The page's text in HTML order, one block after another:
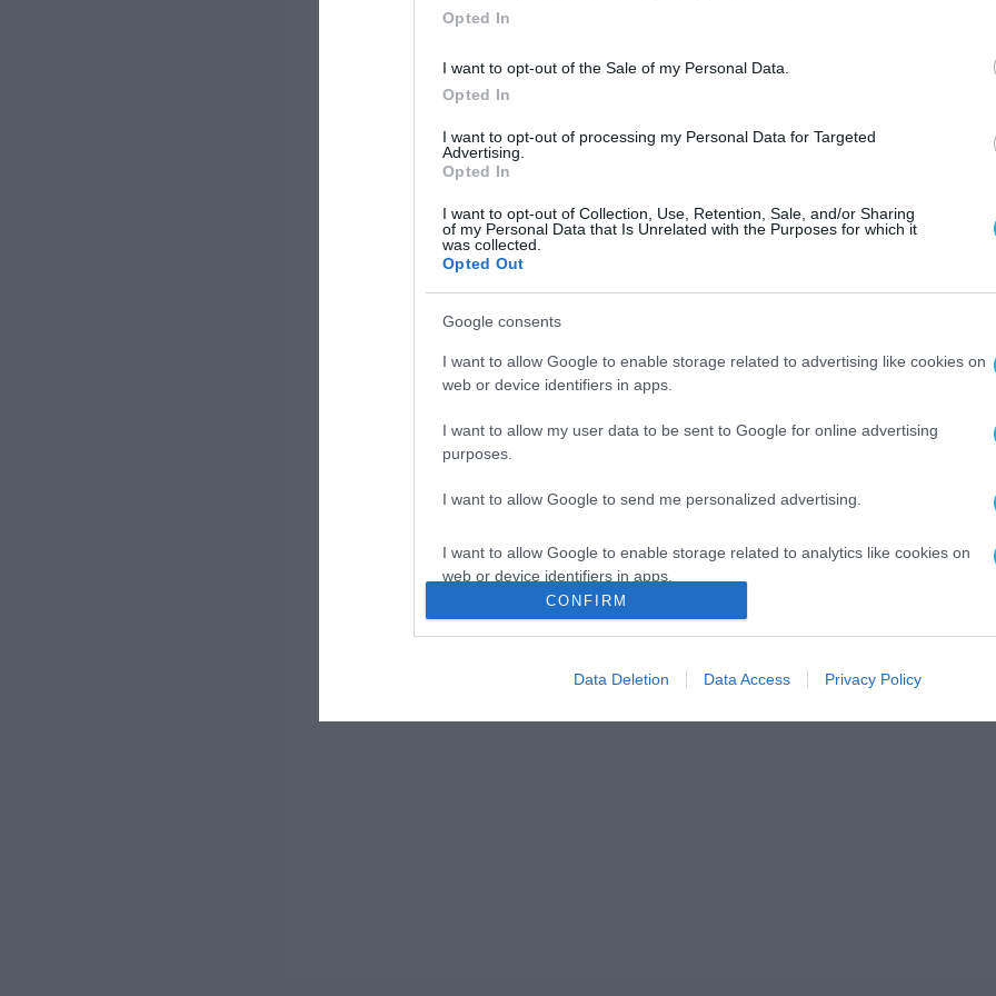
Opted In
I want to opt-out of the Sale of my Personal Data.
Opted In
I want to opt-out of processing my Personal Data for Targeted
Advertising.
Opted In
I want to opt-out of Collection, Use, Retention, Sale, and/or Sharing
of my Personal Data that Is Unrelated with the Purposes for which it
was collected.
Opted Out
Google consents
I want to allow Google to enable storage related to advertising like cookies on
web or device identifiers in apps.
I want to allow my user data to be sent to Google for online advertising
purposes.
I want to allow Google to send me personalized advertising.
I want to allow Google to enable storage related to analytics like cookies on
web or device identifiers in apps.
I want to allow Google to enable storage related to functionality of the website
I want to allow Google to enable storage related to personalization.
CONFIRM
Data Deletion Data Access Privacy Policy